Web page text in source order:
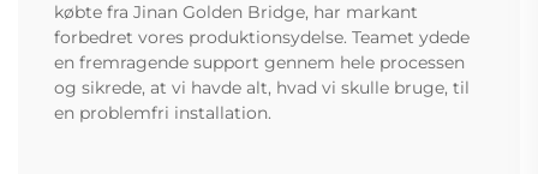
købte fra Jinan Golden Bridge, har markant
forbedret vores produktionsydelse. Teamet ydede
en fremragende support gennem hele processen
og sikrede, at vi havde alt, hvad vi skulle bruge, til
en problemfri installation.